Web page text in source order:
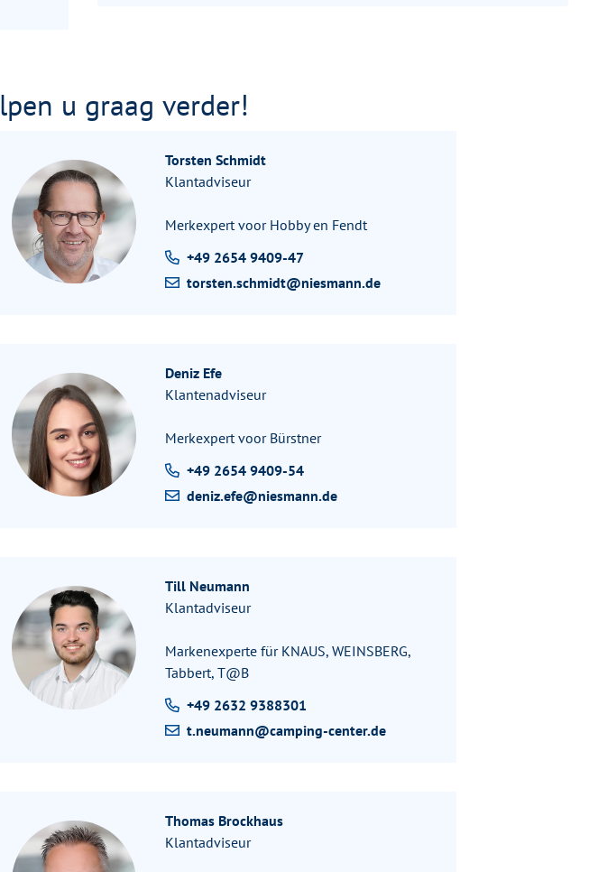
u graag verder!
Torsten Schmidt
Klantadviseur
Merkexpert voor Hobby en Fendt
+49 2654 9409-47
torsten.schmidt@niesmann.de
Deniz Efe
Klantenadviseur
Merkexpert voor Bürstner
+49 2654 9409-54
deniz.efe@niesmann.de
Till Neumann
Klantadviseur
Markenexperte für KNAUS, WEINSBERG,
Tabbert, T@B
+49 2632 9388301
t.neumann@camping-center.de
Thomas Brockhaus
Klantadviseur